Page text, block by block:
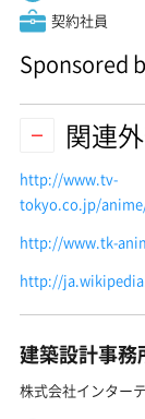
契約社員
Sponsored
関連
http://www.tv-
tokyo.co.jp/
http://www.tk-
http://
建築設計事
株式会社インター